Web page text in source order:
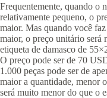
Frequentemente, quando o
relativamente pequeno, o
maior. Mas quando você
maior, o preço unitário será
etiqueta de damasco de
O preço pode ser de 70
1.000 peças pode ser de
maior a quantidade, menor
será muito menor do que o